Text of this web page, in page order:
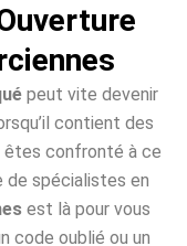
peut vite devenir
contient des
êtes confronté à ce
de spécialistes en
est là pour vous
code oublié ou un